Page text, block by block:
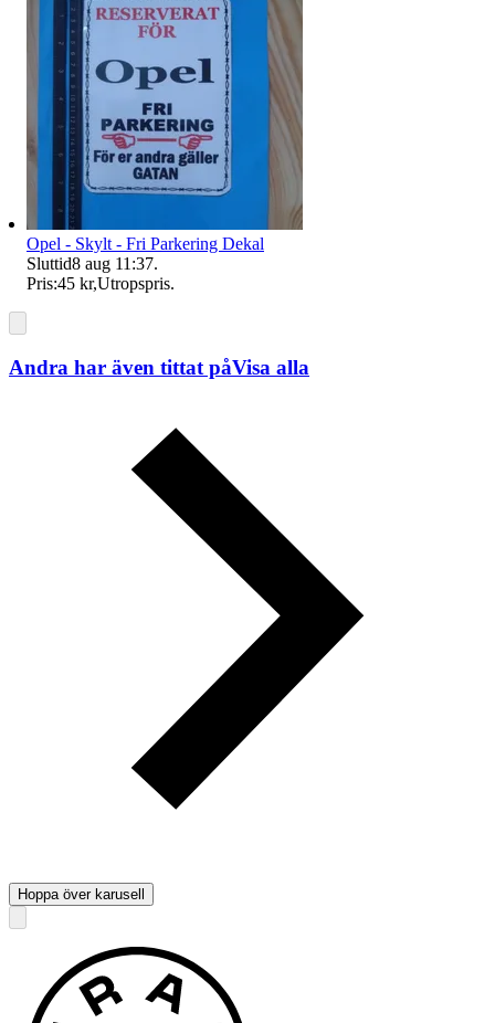
Opel - Skylt - Fri Parkering Dekal
Sluttid8 aug 11:37.
Pris:45 kr,Utropspris.
Andra har även tittat påVisa alla
Hoppa över karusell